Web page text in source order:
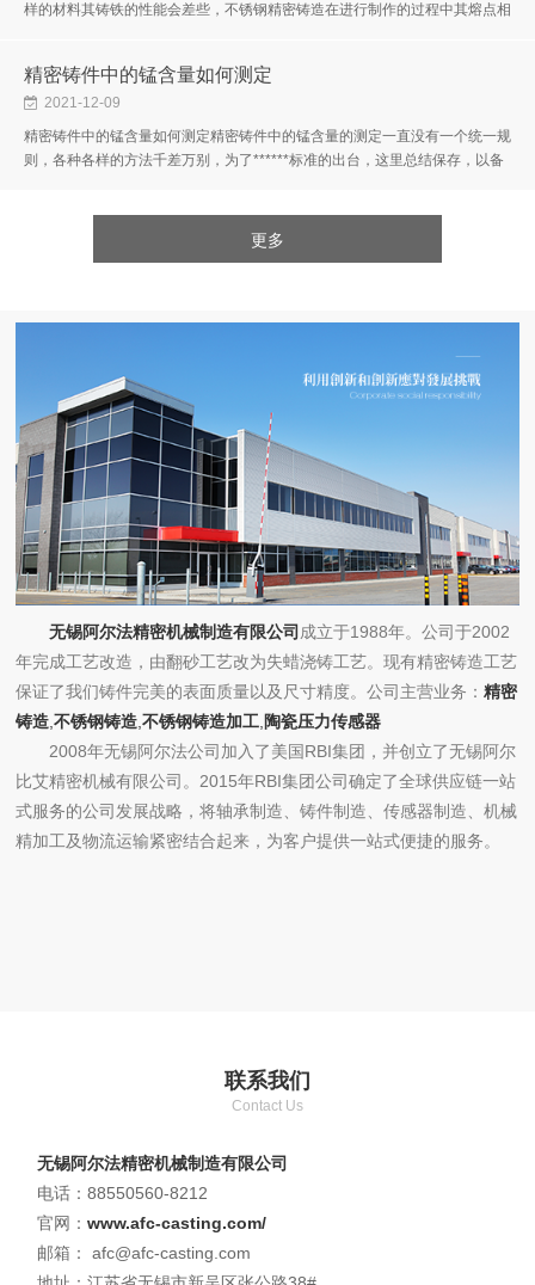
样的材料其铸铁的性能会差些，不锈钢精密铸造在进行制作的过程中其熔点相
精密铸件中的锰含量如何测定
2021-12-09
精密铸件中的锰含量如何测定精密铸件中的锰含量的测定一直没有一个统一规
则，各种各样的方法千差万别，为了******标准的出台，这里总结保存，以备
更多
无锡阿尔法精密机械制造有限公司 成立于1988年。公司于2002
年完成工艺改造，由翻砂工艺改为失蜡浇铸工艺。现有精密铸造工艺
保证了我们铸件完美的表面质量以及尺寸精度。公司主营业务：精密
铸造,不锈钢铸造,不锈钢铸造加工,陶瓷压力传感器
2008年无锡阿尔法公司加入了美国RBI集团，并创立了无锡阿尔
比艾精密机械有限公司。2015年RBI集团公司确定了全球供应链一站
式服务的公司发展战略，将轴承制造、铸件制造、传感器制造、机械
精加工及物流运输紧密结合起来，为客户提供一站式便捷的服务。
联系我们
Contact Us
无锡阿尔法精密机械制造有限公司
电话：88550560-8212
官网：www.afc-casting.com/
邮箱： afc@afc-casting.com